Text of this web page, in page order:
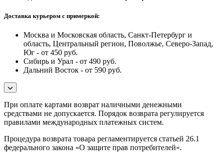
Доставка курьером с примеркой:
Москва и Московская область, Санкт-Петербург и
область, Центральный регион, Поволжье, Северо-Запад,
Юг - от 450 руб.
Сибирь и Урал - от 490 руб.
Дальний Восток - от 590 руб.
При оплате картами возврат наличными денежными
средствами не допускается. Порядок возврата регулируется
правилами международных платежных систем.
Процедура возврата товара регламентируется статьей 26.1
федерального закона «О защите прав потребителей».